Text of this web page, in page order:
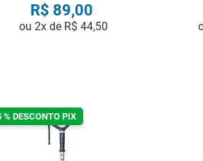
R$ 89,00
ou 2x de R$ 44,50
% DESCONTO PIX